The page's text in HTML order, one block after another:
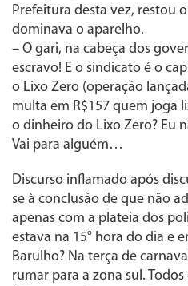
Prefeitura desta vez, restou
dominava o aparelho.
– O gari, na cabeça dos
escravo! E o sindicato é o
o Lixo Zero (operação
multa em R$157 quem joga
o dinheiro do Lixo Zero? Eu
Vai para alguém…
Discurso inflamado após
se à conclusão de que não
apenas com a plateia dos
estava na 15° hora do dia e
Barulho? Na terça de
rumar para a zona sul.